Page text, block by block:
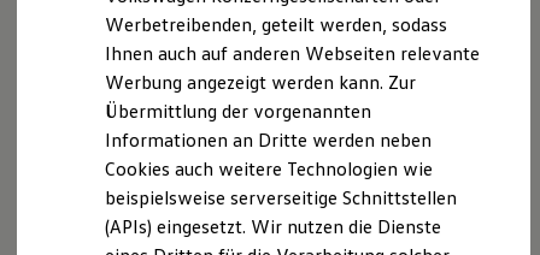
GTI Kollektion
Fußball Drop
we drive football
#wedriveproud
Besitzer und Service
myVolkswagen
Software Updates
Service und Ersatzteile
Inspektion und HU/AU
Reparaturen und Checks
Motorenöl und Flüssigkeiten
verringert werden.
Innerhalb von Ortschaften wird zudem automatisch von
Fernlicht auf Abblendlicht umgeschaltet. Für Sie bedeutet
das: Sie fahren länger und öfter mit Fernlicht. Straßen sind
besser ausgeleuchtet und Hindernisse können
früher erkannt werden. 1 3
Werbetreibenden, geteilt werden, sodass
Ihnen auch auf anderen Webseiten relevante
Werbung angezeigt werden kann. Zur
Übermittlung der vorgenannten
Informationen an Dritte werden neben
Cookies auch weitere Technologien wie
beispielsweise serverseitige Schnittstellen
(APIs) eingesetzt. Wir nutzen die Dienste